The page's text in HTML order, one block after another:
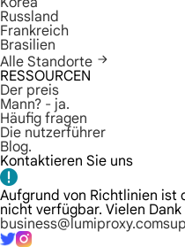
Russland
Frankreich
Brasilien
Alle Standorte
RESSOURCEN
Der preis
Mann? - ja.
Häufig fragen
Die nutzerführer
Blog.
Kontaktieren Sie uns
Aufgrund von Richtlinien ist
nicht verfügbar. Vielen
business@lumiproxy.com